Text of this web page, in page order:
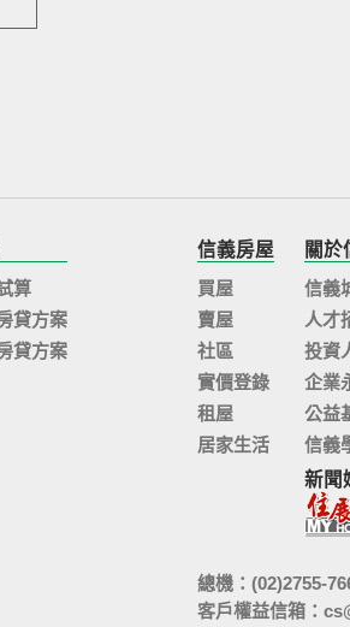
算
貸方案
貸方案
信義房屋
買屋
賣屋
社區
實價登錄
租屋
居家生活
關於
信義
人才
投資
企業
公益
信義
新聞
總機：(02)2755-
客戶權益信箱：